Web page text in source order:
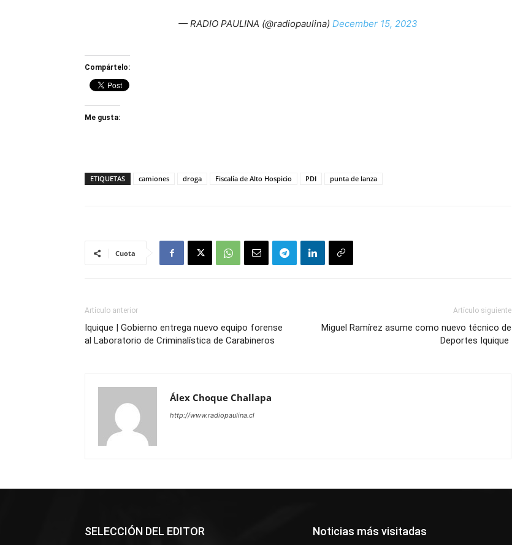
— RADIO PAULINA (@radiopaulina) December 15, 2023
Compártelo:
Me gusta:
ETIQUETAS camiones droga Fiscalía de Alto Hospicio PDI punta de lanza
Cuota
Artículo anterior
Iquique | Gobierno entrega nuevo equipo forense
al Laboratorio de Criminalística de Carabineros
Artículo siguiente
Miguel Ramírez asume como nuevo técnico de
Deportes Iquique
Álex Choque Challapa
http://www.radiopaulina.cl
SELECCIÓN DEL EDITOR Noticias más visitadas